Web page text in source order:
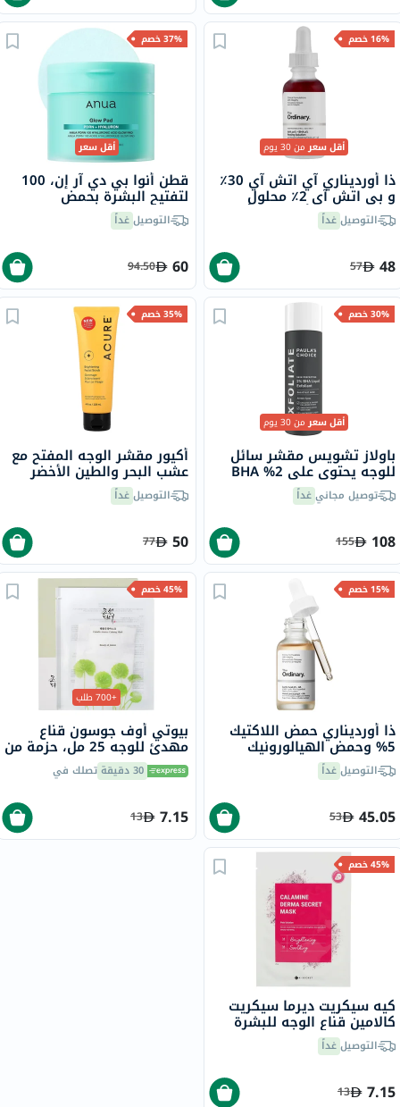
16% خصم
أقل سعرمن 30 يوم
ذا أورديناري آي اتش آي 30٪
و بي اتش آي 2٪ محلول
ملالتوصيلغداً
48
57
37% خصم
أقل سعر
قطن أنوا بي دي آر إن، 100
لتفتيح البشرة بحمض
قطنةالتوصيلغداً
60
94.50
30% خصم
أقل سعرمن 30 يوم
باولاز تشويس مقشر سائل
للوجه يحتوي على 2% BHA
ملتوصيل مجانيغداً
108
155
35% خصم
أكيور مقشر الوجه المفتح مع
عشب البحر والطين الأخضر
الفرنسي 118 مل
التوصيلغداً
50
77
15% خصم
ذا أورديناري حمض اللاكتيك
5% وحمض الهيالورونيك
محلول تقشير مائي 30 مل
التوصيلغداً
45.05
53
45% خصم
+700 طلب
بيوتي أوف جوسون قناع
مهدئ للوجه 25 مل، حزمة من
1 30 دقيقة تصلك في
7.15
13
45% خصم
كيه سيكريت ديرما سيكريت
كالامين قناع الوجه للبشرة
المعرضة لحب الشباب، حزمة
من 1التوصيلغداً
7.15
13